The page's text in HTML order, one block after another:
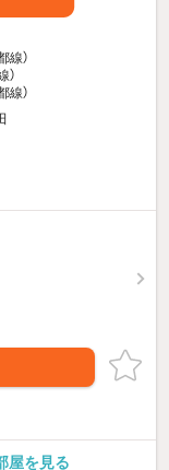
線）
）
線）
屋を見る